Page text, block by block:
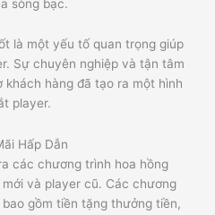
sòng bạc.
là một yếu tố quan trọng giúp
Sự chuyên nghiệp và tận tâm
hàng đã tạo ra một hình
player.
Hấp Dẫn
các chương trình hoa hồng
và player cũ. Các chương
gồm tiền tặng thưởng tiền,